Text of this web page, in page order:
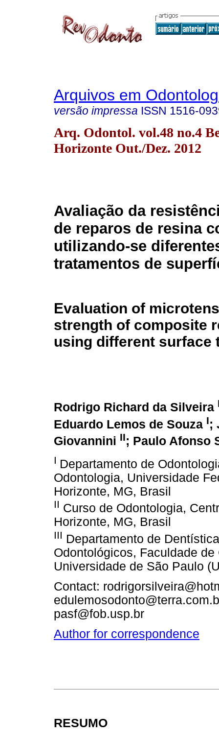
Arquivos em
versão impressa ISSN 1516-
Arq. Odontol. vol.48 no.4
Horizonte Out./Dez. 2012
Avaliação da
de reparos de resina
utilizando-se
tratamentos de
Evaluation of
strength of composite
using different surface
Rodrigo Richard da Silveira
Eduardo Lemos de Souza I;
Giovannini II; Paulo Afonso
I Departamento de
Odontologia, Universidade
Horizonte, MG, Brasil
II Curso de Odontologia,
Horizonte, MG, Brasil
III Departamento de
Odontológicos, Faculdade
Universidade de São Paulo
Contact:
pasf@fob.usp.br
Author for correspondence
RESUMO